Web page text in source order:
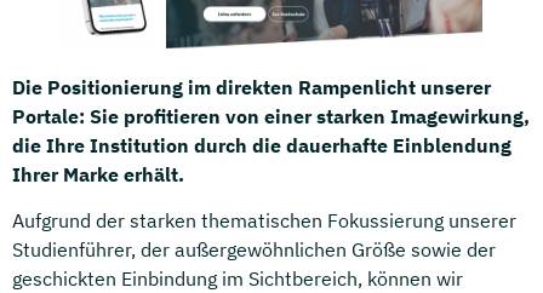
Die Positionierung im direkten Rampenlicht unserer
Portale: Sie profitieren von einer starken Imagewirkung,
die Ihre Institution durch die dauerhafte Einblendung
Ihrer Marke erhält.
Aufgrund der starken thematischen Fokussierung unserer
Studienführer, der außergewöhnlichen Größe sowie der
geschickten Einbindung im Sichtbereich, können wir